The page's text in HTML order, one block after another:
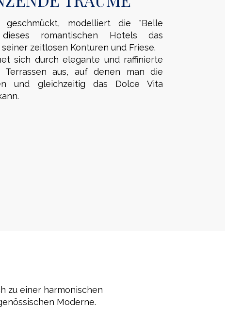
modelliert die "Belle
dieses romantischen Hotels das
zeitlosen Konturen und Friese.
sich durch elegante und raffinierte
Terrassen aus, auf denen man die
und gleichzeitig das Dolce Vita
zu einer harmonischen
Moderne.